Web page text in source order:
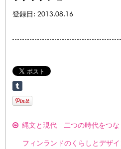
登録日: 2013.08.16
縄文と現代 二つの時代をつな
フィンランドのくらしとデザ